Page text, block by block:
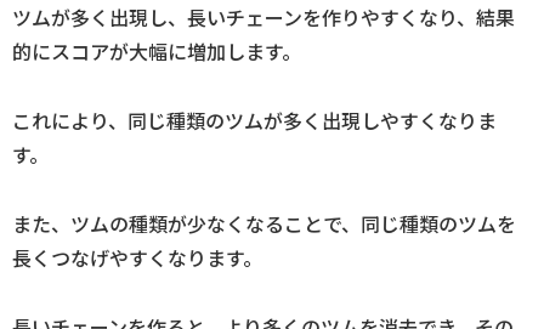
ツムが多く出現し、長いチェーンを作りやすくなり、結果
的にスコアが大幅に増加します。
これにより、同じ種類のツムが多く出現しやすくなりま
す。
また、ツムの種類が少なくなることで、同じ種類のツムを
長くつなげやすくなります。